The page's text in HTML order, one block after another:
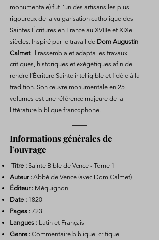
monumentale) fut l’un des artisans les plus
rigoureux de la vulgarisation catholique des
Saintes Écritures en France au XVIIIe et XIXe
siècles. Inspiré par le travail de Dom Augustin
Calmet, il rassembla et adapta les travaux
critiques, historiques et exégétiques afin de
rendre l’Écriture Sainte intelligible et fidèle à la
tradition. Son œuvre monumentale en 25
volumes est une référence majeure de la
littérature biblique francophone.
Informations générales de
l'ouvrage
Titre : Sainte Bible de Vence - Tome 1
Auteur : Abbé de Vence (avec Dom Calmet)
Éditeur : Méquignon
Date : 1820
Pages : 723
Langues : Latin et Français
Genre : Commentaire biblique, critique